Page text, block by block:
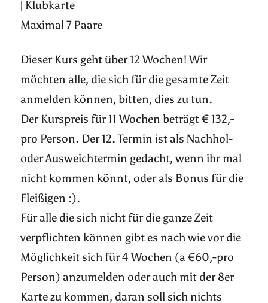
| Klubkarte
Maximal 7 Paare
Dieser Kurs geht über 12 Wochen! Wir
möchten alle, die sich für die gesamte Zeit
anmelden können, bitten, dies zu tun.
Der Kurspreis für 11 Wochen beträgt € 132,-
pro Person. Der 12. Termin ist als Nachhol-
oder Ausweichtermin gedacht, wenn ihr mal
nicht kommen könnt, oder als Bonus für die
Fleißigen :).
Für alle die sich nicht für die ganze Zeit
verpflichten können gibt es nach wie vor die
Möglichkeit sich für 4 Wochen (a €60,-pro
Person) anzumelden oder auch mit der 8er
Karte zu kommen, daran soll sich nichts